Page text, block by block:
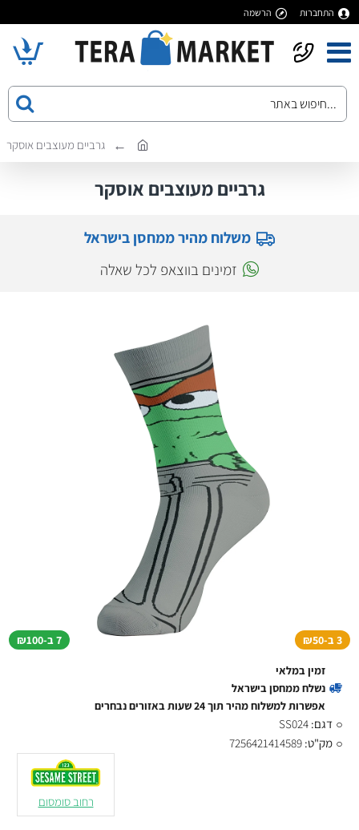
התחברות הרשמה
גרביים מעוצבים אוסקר
גרביים מעוצבים אוסקר
משלוח מהיר ממחסן בישראל
זמינים בווצאפ לכל שאלה
3 ב-₪50 7 ב-₪100
זמין במלאי
נשלח ממחסן בישראל
אפשרות למשלוח מהיר תוך 24 שעות באזורים נבחרים
דגם: SS024
מק"ט: 7256421414589
רחוב סומסום